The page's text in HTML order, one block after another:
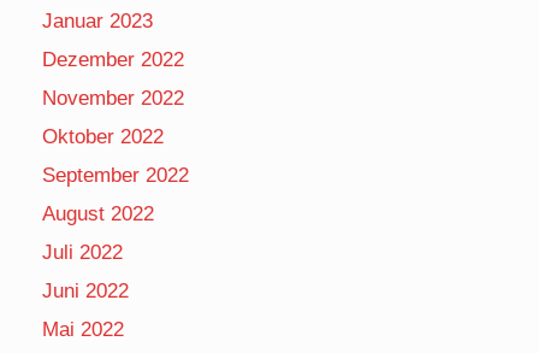
Januar 2023
Dezember 2022
November 2022
Oktober 2022
September 2022
August 2022
Juli 2022
Juni 2022
Mai 2022